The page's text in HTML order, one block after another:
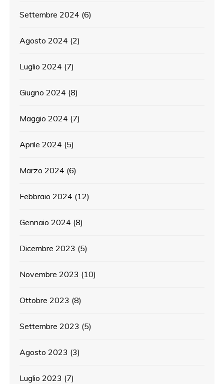
Settembre 2024 (6)
Agosto 2024 (2)
Luglio 2024 (7)
Giugno 2024 (8)
Maggio 2024 (7)
Aprile 2024 (5)
Marzo 2024 (6)
Febbraio 2024 (12)
Gennaio 2024 (8)
Dicembre 2023 (5)
Novembre 2023 (10)
Ottobre 2023 (8)
Settembre 2023 (5)
Agosto 2023 (3)
Luglio 2023 (7)